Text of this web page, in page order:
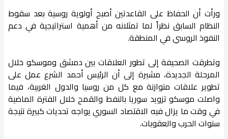
ورأت أن الحفاظ على القاعدتين أصبح أولوية روسية بعد سقوط
النظام السابق نظراً لما تمثلانه من أهمية استراتيجية في دعم
النفوذ الروسي في المنطقة.
وتطرقت الصحيفة إلى تطور العلاقات بين دمشق وموسكو خلال
المرحلة الجديدة، مشيرة إلى أن الرئيس أحمد الشرع عمل على
تطوير علاقات متوازنة مع كل من روسيا والدول الغربية، فيما
واصلت موسكو تزويد سوريا بالنفط والقمح خلال الفترة الماضية
في وقت ما يزال فيه الاقتصاد السوري يواجه تحديات كبيرة نتيجة
سنوات الحرب والعقوبات.